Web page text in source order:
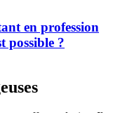
en profession
possible ?